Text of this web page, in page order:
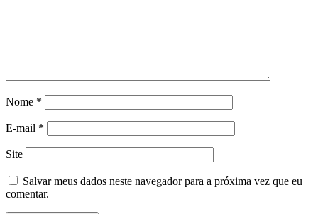
Nome *
E-mail *
Site
Salvar meus dados neste navegador para a próxima vez que eu
comentar.